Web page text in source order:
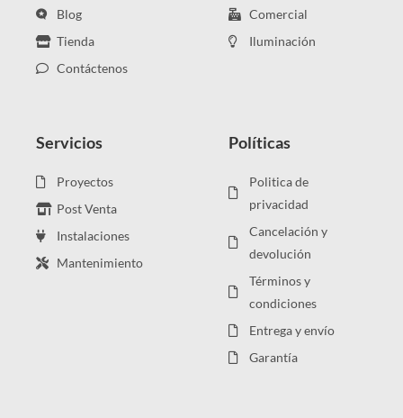
Blog
Tienda
Contáctenos
Comercial
Iluminación
Servicios
Proyectos
Post Venta
Instalaciones
Mantenimiento
Políticas
Politica de
privacidad
Cancelación y
devolución
Términos y
condiciones
Entrega y envío
Garantía